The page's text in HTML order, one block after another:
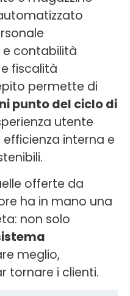
e contabilità
fiscalità
permette di
punto del ciclo di
utente
interna e
offerte da
ha in mano una
non solo
meglio,
tornare i clienti.